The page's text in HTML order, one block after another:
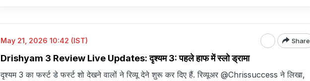
May 21, 2026 10:42 (IST) Share
Drishyam 3 Review Live Updates: दृश्यम 3: पहले हाफ में स्लो ड्रामा
दृश्यम 3 का फर्स्ट डे फर्स्ट शो देखने वालों ने रिव्यू देने शुरू कर दिए हैं. रिव्यूअर @Chrissuccess ने लिखा,